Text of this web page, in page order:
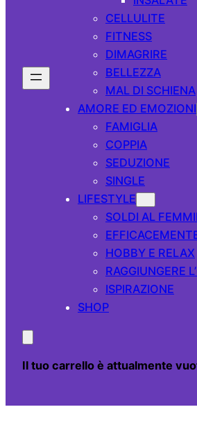
CELLULITE
FITNESS
DIMAGRIRE
BELLEZZA
MAL DI SCHIENA
AMORE ED EMOZIONI
FAMIGLIA
COPPIA
SEDUZIONE
SINGLE
LIFESTYLE
SOLDI AL
HOBBY E RELAX
RAGGIUNGERE
ISPIRAZIONE
SHOP
Il tuo carrello è attualmente